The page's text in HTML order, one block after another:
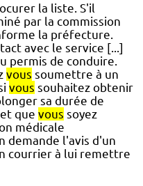
la liste. S'il
par la commission
la préfecture.
avec le service [...]
permis de conduire.
vous soumettre à un
vous souhaitez obtenir
sa durée de
que vous soyez
médicale
demande l'avis d'un
courrier à lui remettre